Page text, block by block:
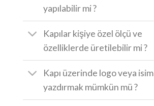
yapılabilir mi ?
Kapılar kişiye özel ölçü ve
özelliklerde üretilebilir mi ?
Kapı üzerinde logo veya isim
yazdırmak mümkün mü ?